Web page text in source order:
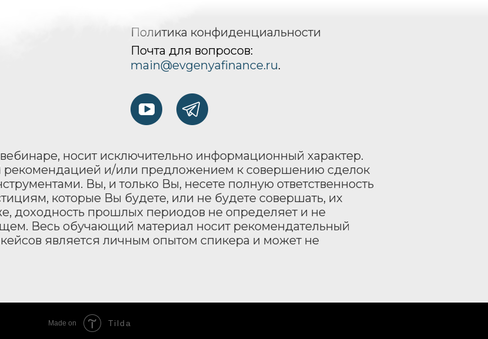
носит исключительно информационный характер.
рекомендацией и/или предложением к совершению сделок
Вы, и только Вы, несете полную ответственность
которые Вы будете, или не будете совершать, их
доходность прошлых периодов не определяет и не
Весь обучающий материал носит рекомендательный
кейсов является личным опытом спикера и может не
Политика конфиденциальности
Почта для вопросов:
main@evgenyafinance.ru.
Made on Tilda